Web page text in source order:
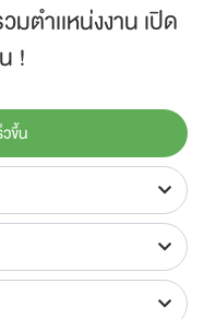
มตำเเหน่งงาน เปิด
!
ขึ้น